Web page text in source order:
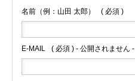
名前（例：山田 太郎） ( 必須 )
E-MAIL ( 必須 ) - 公開されません -